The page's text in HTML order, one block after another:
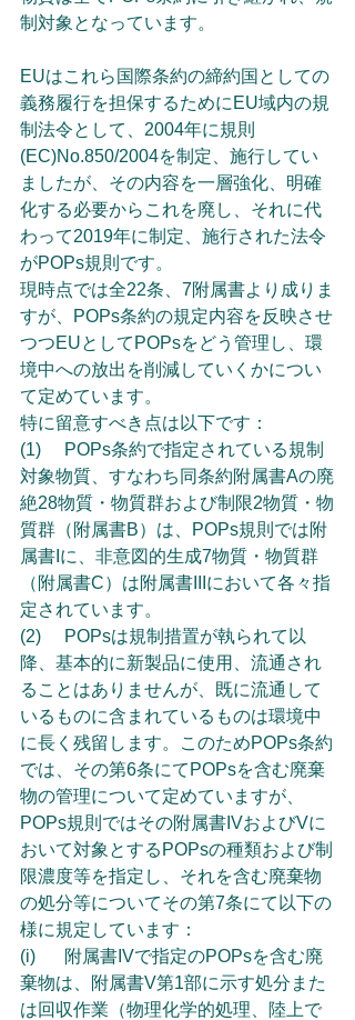
制対象となっています。
EUはこれら国際条約の締約国としての
義務履行を担保するためにEU域内の規
制法令として、2004年に規則
(EC)No.850/2004を制定、施行してい
ましたが、その内容を一層強化、明確
化する必要からこれを廃し、それに代
わって2019年に制定、施行された法令
がPOPs規則です。
現時点では全22条、7附属書より成りま
すが、POPs条約の規定内容を反映させ
つつEUとしてPOPsをどう管理し、環
境中への放出を削減していくかについ
て定めています。
特に留意すべき点は以下です：
(1)	POPs条約で指定されている規制
対象物質、すなわち同条約附属書Aの廃
絶28物質・物質群および制限2物質・物
質群（附属書B）は、POPs規則では附
属書Iに、非意図的生成7物質・物質群
（附属書C）は附属書IIIにおいて各々指
定されています。
(2)	POPsは規制措置が執られて以
降、基本的に新製品に使用、流通され
ることはありませんが、既に流通して
いるものに含まれているものは環境中
に長く残留します。このためPOPs条約
では、その第6条にてPOPsを含む廃棄
物の管理について定めていますが、
POPs規則ではその附属書IVおよびVに
おいて対象とするPOPsの種類および制
限濃度等を指定し、それを含む廃棄物
の処分等についてその第7条にて以下の
様に規定しています：
(i)	附属書IVで指定のPOPsを含む廃
棄物は、附属書V第1部に示す処分また
は回収作業（物理化学的処理、陸上で